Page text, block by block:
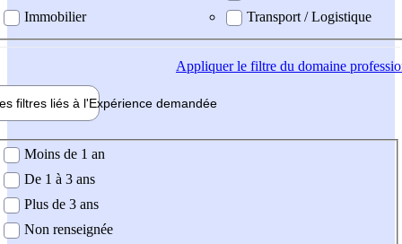
Immobilier
Transport / Logistique
Appliquerle filtre du domaine
filtres liés à l'Expérience demandée
demandée
Moins de 1 an
De 1 à 3 ans
Plus de 3 ans
Non renseignée